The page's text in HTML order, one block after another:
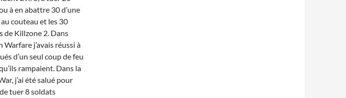
à en abattre 30 d’une
couteau et les 30
de Killzone 2. Dans
j’avais réussi à
d’un seul coup de feu
rampaient. Dans la
j’ai été salué pour
tuer 8 soldats